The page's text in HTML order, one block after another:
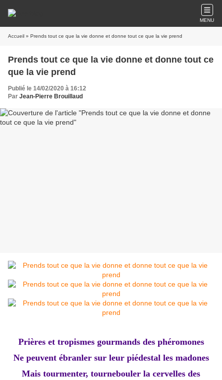
MENU
Accueil » Prends tout ce que la vie donne et donne tout ce que la vie prend
Prends tout ce que la vie donne et donne tout ce
que la vie prend
Publié le 14/02/2020 à 16:12
Par Jean-Pierre Brouillaud
Prières et tropismes gourmands des phéromones
Ne peuvent ébranler sur leur piédestal les madones
Mais tourmenter, tournebouler la cervelles des